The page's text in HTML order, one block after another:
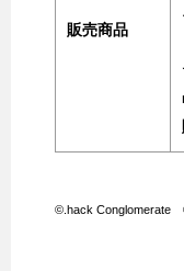
販売商品
©.hack Conglomerate